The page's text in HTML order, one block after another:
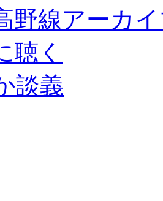
野線アーカ
聴く
談義